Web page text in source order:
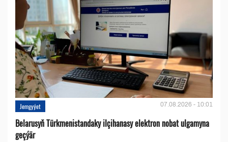
Jemgyýet 07.08.2026 - 10:01
Belarusyň Türkmenistandaky ilçihanasy elektron nobat ulgamyna
geçýär